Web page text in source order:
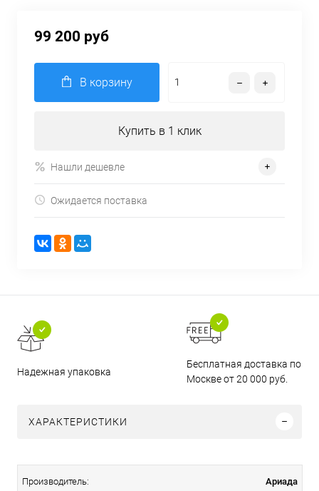
99 200 руб
В корзину
Купить в 1 клик
Нашли дешевле
Ожидается поставка
Надежная упаковка
Бесплатная доставка по
Москве от 20 000 руб.
ХАРАКТЕРИСТИКИ
Производитель: Ариада